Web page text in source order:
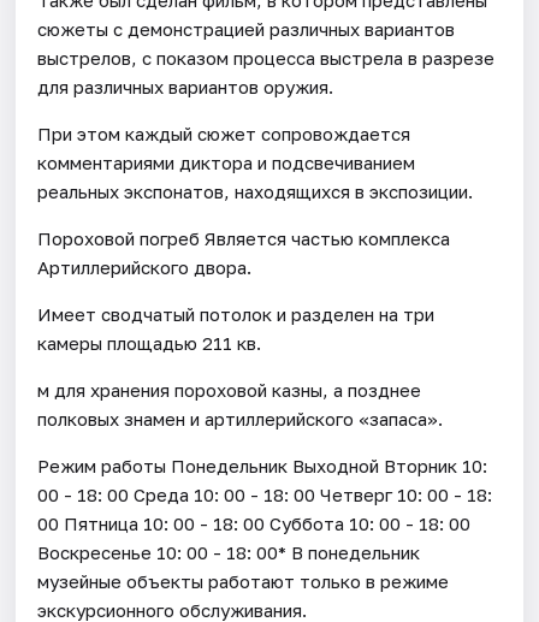
сюжеты с демонстрацией различных вариантов
выстрелов, с показом процесса выстрела в разрезе
для различных вариантов оружия.
При этом каждый сюжет сопровождается
комментариями диктора и подсвечиванием
реальных экспонатов, находящихся в экспозиции.
Пороховой погреб Является частью комплекса
Артиллерийского двора.
Имеет сводчатый потолок и разделен на три
камеры площадью 211 кв.
м для хранения пороховой казны, а позднее
полковых знамен и артиллерийского «запаса».
Режим работы Понедельник Выходной Вторник 10:
00 - 18: 00 Среда 10: 00 - 18: 00 Четверг 10: 00 - 18:
00 Пятница 10: 00 - 18: 00 Суббота 10: 00 - 18: 00
Воскресенье 10: 00 - 18: 00* В понедельник
музейные объекты работают только в режиме
экскурсионного обслуживания.